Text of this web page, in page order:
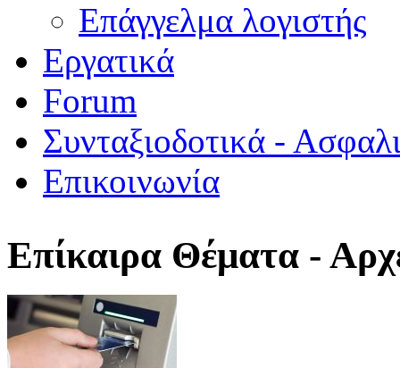
Επάγγελμα λογιστής
Εργατικά
Forum
Συνταξιοδοτικά -
Επικοινωνία
Επίκαιρα Θέματα -